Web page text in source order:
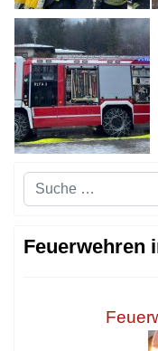
Suchen
Feuerwehren